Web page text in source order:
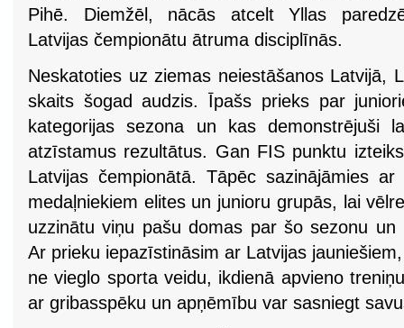
Pihē. Diemžēl, nācās atcelt Yllas
Latvijas čempionātu ātruma disciplīnās.
Neskatoties uz ziemas neiestāšanos Latvijā,
skaits šogad audzis. Īpašs prieks par
kategorijas sezona un kas demonstrējuši
atzīstamus rezultātus. Gan FIS punktu
Latvijas čempionātā. Tāpēc sazinājāmies
medaļniekiem elites un junioru grupās, lai
uzzinātu viņu pašu domas par šo sezonu un
Ar prieku iepazīstināsim ar Latvijas
ne vieglo sporta veidu, ikdienā apvieno
ar gribasspēku un apņēmību var sasniegt